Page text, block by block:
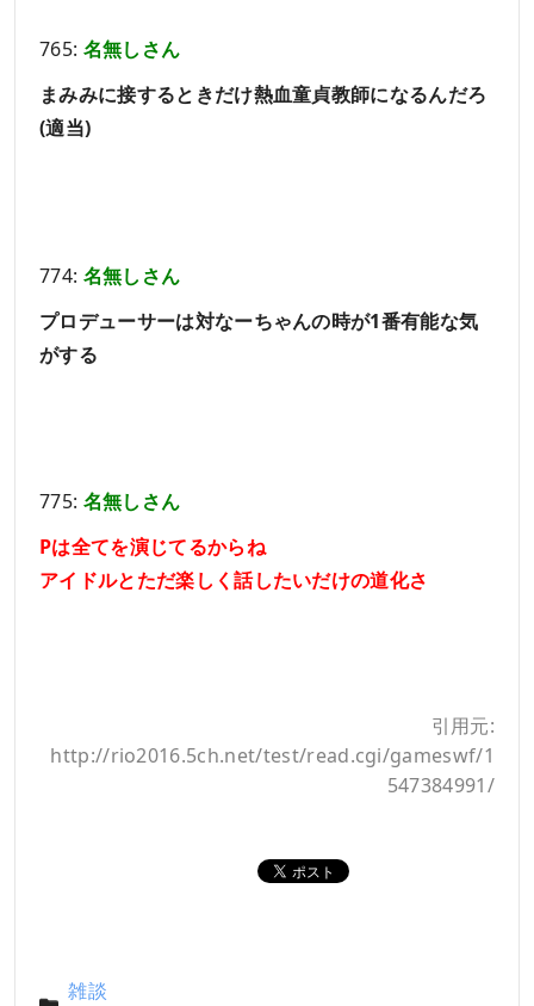
765: 名無しさん
まみみに接するときだけ熱血童貞教師になるんだろ
(適当)
774: 名無しさん
プロデューサーは対なーちゃんの時が1番有能な気
がする
775: 名無しさん
Pは全てを演じてるからね
アイドルとただ楽しく話したいだけの道化さ
引用元:
http://rio2016.5ch.net/test/read.cgi/gameswf/1
547384991/
雑談